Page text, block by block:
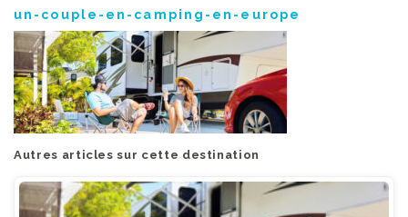
un-couple-en-camping-en-europe
Autres articles sur cette destination